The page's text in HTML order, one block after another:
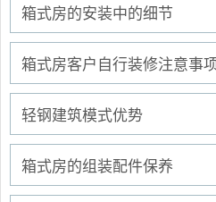
箱式房的安装中的细节
箱式房客户自行装修注意事
轻钢建筑模式优势
箱式房的组装配件保养